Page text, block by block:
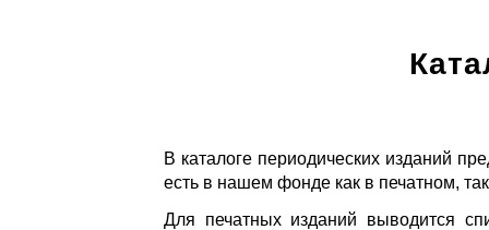
В каталоге периодических изданий
есть в нашем фонде как в печатном,
Для печатных изданий выводится